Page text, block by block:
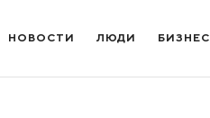
НОВОСТИ ЛЮДИ БИЗНЕС